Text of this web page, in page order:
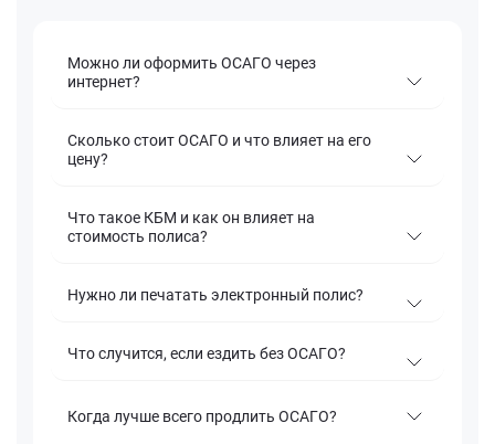
Можно ли оформить ОСАГО через
интернет?
Сколько стоит ОСАГО и что влияет на его
цену?
Что такое КБМ и как он влияет на
стоимость полиса?
Нужно ли печатать электронный полис?
Что случится, если ездить без ОСАГО?
Когда лучше всего продлить ОСАГО?